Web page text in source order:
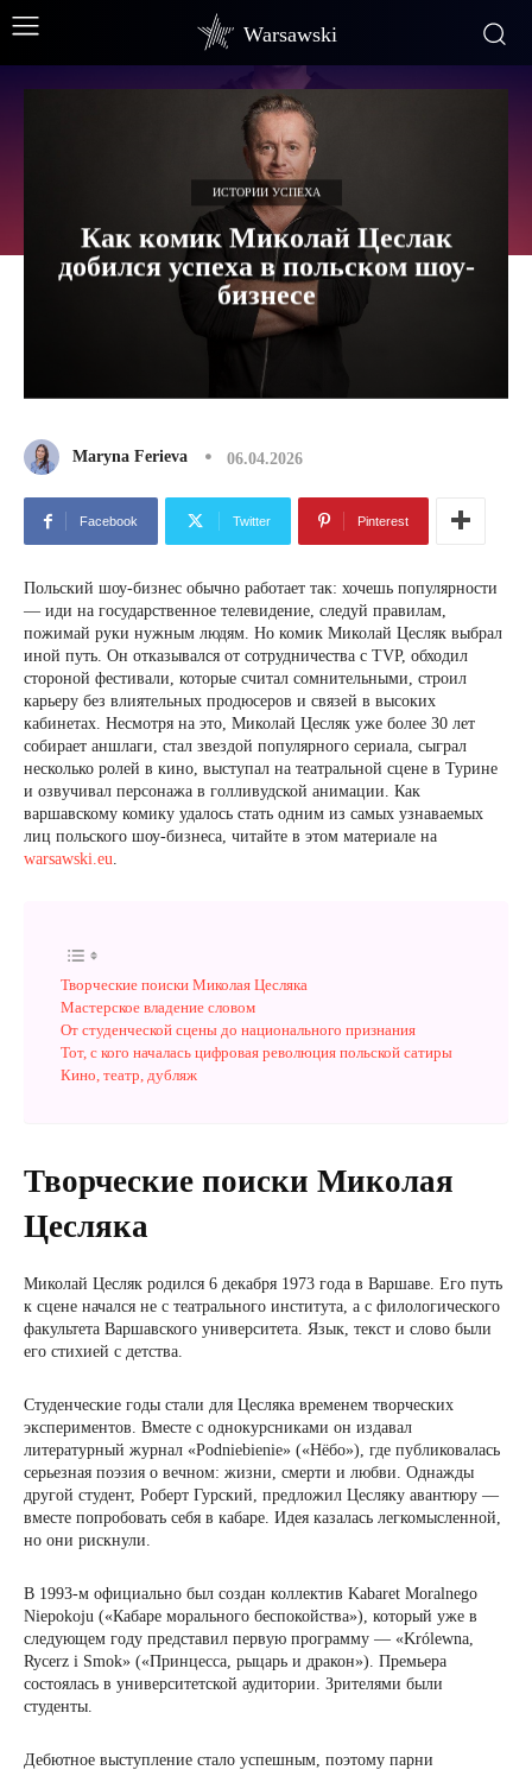
Warsawski
ИСТОРИИ УСПЕХА
Как комик Миколай Цеслак
добился успеха в польском шоу-
бизнесе
Maryna Ferieva 06.04.2026
Facebook Twitter Pinterest
Польский шоу-бизнес обычно работает так: хочешь популярности
— иди на государственное телевидение, следуй правилам,
пожимай руки нужным людям. Но комик Миколай Цесляк выбрал
иной путь. Он отказывался от сотрудничества с TVP, обходил
стороной фестивали, которые считал сомнительными, строил
карьеру без влиятельных продюсеров и связей в высоких
кабинетах. Несмотря на это, Миколай Цесляк уже более 30 лет
собирает аншлаги, стал звездой популярного сериала, сыграл
несколько ролей в кино, выступал на театральной сцене в Турине
и озвучивал персонажа в голливудской анимации. Как
варшавскому комику удалось стать одним из самых узнаваемых
лиц польского шоу-бизнеса, читайте в этом материале на
warsawski.eu.
Творческие поиски Миколая Цесляка
Мастерское владение словом
От студенческой сцены до национального признания
Тот, с кого началась цифровая революция польской сатиры
Кино, театр, дубляж
Творческие поиски Миколая
Цесляка
Миколай Цесляк родился 6 декабря 1973 года в Варшаве. Его путь
к сцене начался не с театрального института, а с филологического
факультета Варшавского университета. Язык, текст и слово были
его стихией с детства.
Студенческие годы стали для Цесляка временем творческих
экспериментов. Вместе с однокурсниками он издавал
литературный журнал «Podniebienie» («Нёбо»), где публиковалась
серьезная поэзия о вечном: жизни, смерти и любви. Однажды
другой студент, Роберт Гурский, предложил Цесляку авантюру —
вместе попробовать себя в кабаре. Идея казалась легкомысленной,
но они рискнули.
В 1993-м официально был создан коллектив Kabaret Moralnego
Niepokoju («Кабаре морального беспокойства»), который уже в
следующем году представил первую программу — «Królewna,
Rycerz i Smok» («Принцесса, рыцарь и дракон»). Премьера
состоялась в университетской аудитории. Зрителями были
студенты.
Дебютное выступление стало успешным, поэтому парни